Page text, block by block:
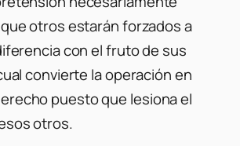
otros estarán forzados a
con el fruto de sus
convierte la operación en
puesto que lesiona el
otros.